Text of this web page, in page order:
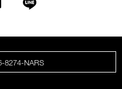
8274-NARS